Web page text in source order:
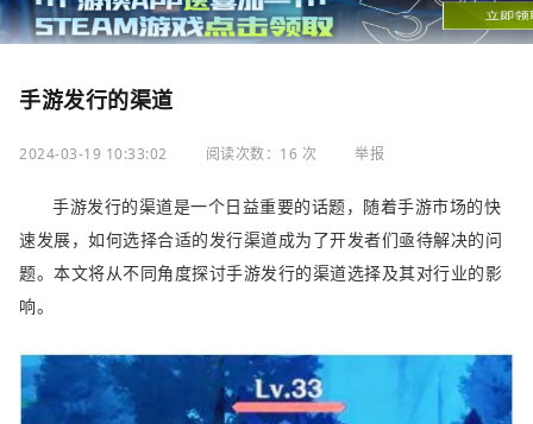
手游发行的渠道
2024-03-19 10:33:02 阅读次数：16 次 举报
手游发行的渠道是一个日益重要的话题，随着手游市场的快
速发展，如何选择合适的发行渠道成为了开发者们亟待解决的问
题。本文将从不同角度探讨手游发行的渠道选择及其对行业的影
响。